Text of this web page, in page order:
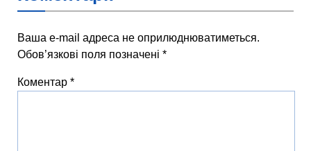
Ваша e-mail адреса не оприлюднюватиметься.
Обов’язкові поля позначені *
Коментар *